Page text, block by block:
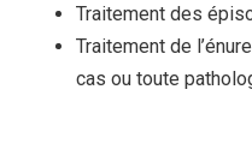
Traitement des
Traitement de
cas ou toute